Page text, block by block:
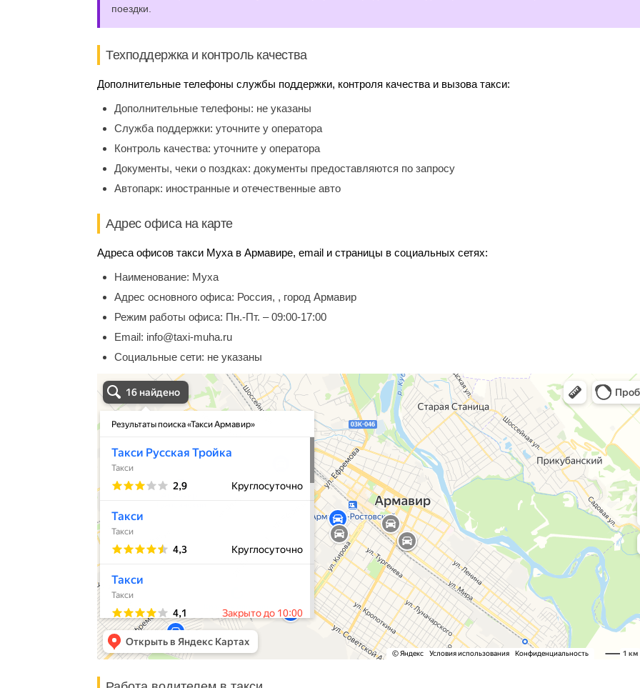
поездки.
Техподдержка и контроль качества
Дополнительные телефоны службы поддержки, контроля качества и вызова такси:
Дополнительные телефоны: не указаны
Служба поддержки: уточните у оператора
Контроль качества: уточните у оператора
Документы, чеки о поздках: документы предоставляются по запросу
Автопарк: иностранные и отечественные авто
Адрес офиса на карте
Адреса офисов такси Муха в Армавире, email и страницы в социальных сетях:
Наименование: Муха
Адрес основного офиса: Россия, , город Армавир
Режим работы офиса: Пн.-Пт. – 09:00-17:00
Email: info@taxi-muha.ru
Социальные сети: не указаны